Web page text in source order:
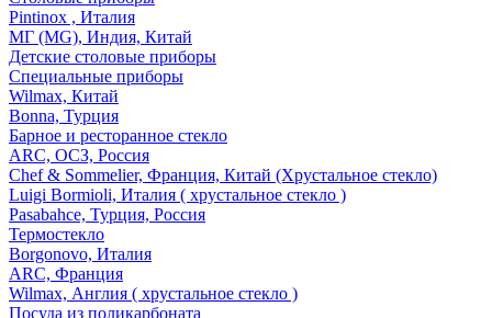
Pintinox , Италия
МГ (MG), Индия, Китай
Детские столовые приборы
Специальные приборы
Wilmax, Китай
Bonna, Турция
Барное и ресторанное стекло
ARC, ОСЗ, Россия
Chef & Sommelier, Франция, Китай (Хрустальное стекло)
Luigi Bormioli, Италия ( хрустальное стекло )
Pasabahce, Турция, Россия
Термостекло
Borgonovo, Италия
ARC, Франция
Wilmax, Англия ( хрустальное стекло )
Посуда из поликарбоната